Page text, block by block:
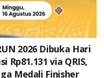
2026 Dibuka Hari
Rp81.131 via QRIS,
Medali Finisher